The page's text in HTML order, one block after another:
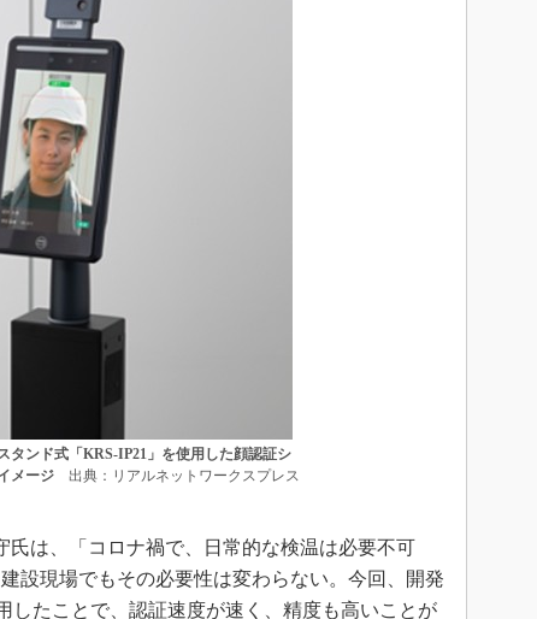
タンド式「KRS-IP21」を使用した顔認証シ
メージ出典：リアルネットワークスプレス
は、「コロナ禍で、日常的な検温は必要不可
設現場でもその必要性は変わらない。今回、開発
したことで、認証速度が速く、精度も高いことが